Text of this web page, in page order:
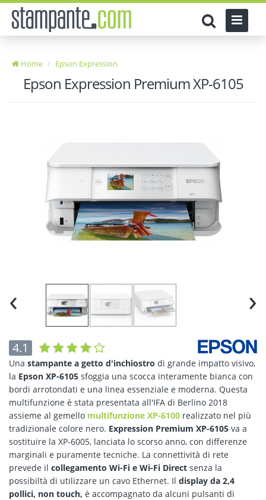
Home Epson Expression
Epson Expression Premium XP-6105
‹ ›
4.1
Una stampante a getto d'inchiostro di grande impatto visivo,
la Epson XP-6105 sfoggia una scocca interamente bianca con
bordi arrotondati e una linea essenziale e moderna. Questa
multifunzione è stata presentata all'IFA di Berlino 2018
assieme al gemello multifunzione XP-6100 realizzato nel più
tradizionale colore nero. Expression Premium XP-6105 va a
sostituire la XP-6005, lanciata lo scorso anno, con differenze
marginali e puramente tecniche. La connettività di rete
prevede il collegamento Wi-Fi e Wi-Fi Direct senza la
possibiltà di utilizzare un cavo Ethernet. Il display da 2,4
pollici, non touch, è accompagnato da alcuni pulsanti di